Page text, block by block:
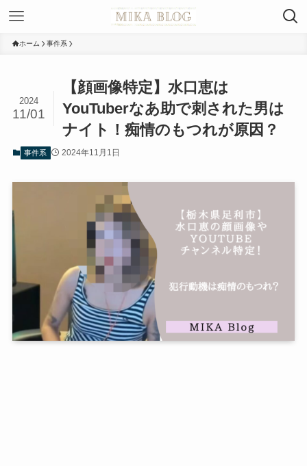
ホーム 事件系
【顔画像特定】水口恵は
YouTuberなあ助で刺された男は
ナイト！痴情のもつれが原因？
2024
11/01
事件系 2024年11月1日